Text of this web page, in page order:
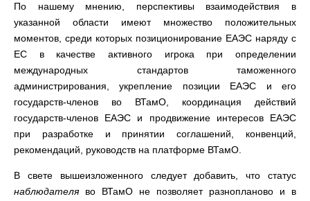
По нашему мнению, перспективы взаимодействия в
указанной области имеют множество положительных
моментов, среди которых позиционирование ЕАЭС наряду с
ЕС в качестве активного игрока при определении
международных стандартов таможенного
администрирования, укрепление позиции ЕАЭС и его
государств-членов во ВТамО, координация действий
государств-членов ЕАЭС и продвижение интересов ЕАЭС
при разработке и принятии соглашений, конвенций,
рекомендаций, руководств на платформе ВТамО.
В свете вышеизложенного следует добавить, что статус
наблюдателяво ВТамО не позволяет разнопланово и в